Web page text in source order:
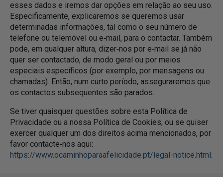
esses dados e iremos dar opções em relação ao seu uso.
Especificamente, explicaremos se queremos usar
determinadas informações, tal como o seu número de
telefone ou telemóvel ou e‑mail, para o contactar. Também
pode, em qualquer altura, dizer‑nos por e‑mail se já não
quer ser contactado, de modo geral ou por meios
especiais específicos (por exemplo, por mensagens ou
chamadas). Então, num curto período, asseguraremos que
os contactos subsequentes são parados.
Se tiver quaisquer questões sobre esta Política de
Privacidade ou a nossa Política de Cookies; ou se quiser
exercer qualquer um dos direitos acima mencionados, por
favor contacte‑nos aqui:
https://www.ocaminhoparaafelicidade.pt/legal-notice.html.